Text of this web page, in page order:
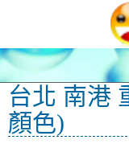
台北 南港
顏色)